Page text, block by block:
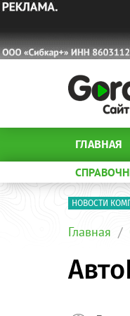
ГЛАВНАЯ
НОВОСТИ
Главная